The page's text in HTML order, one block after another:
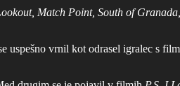
Match Point, South of
uspešno vrnil kot odrasel igralec s